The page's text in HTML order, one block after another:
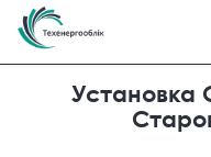
Установка